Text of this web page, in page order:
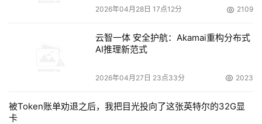
2026年04月28日 17点12分 2109
云智一体 安全护航：Akamai重构分布式
AI推理新范式
2026年04月27日 23点33分 2023
被Token账单劝退之后，我把目光投向了这张英特尔的32G显
卡